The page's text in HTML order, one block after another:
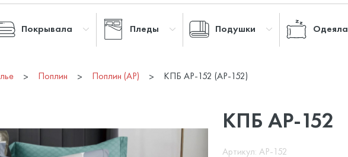
Покрывала Пледы Подушки Одеяла
Поплин Поплин (AP) КПБ AP-152 (AP-152)
КПБ AP-152
Артикул: AP-152